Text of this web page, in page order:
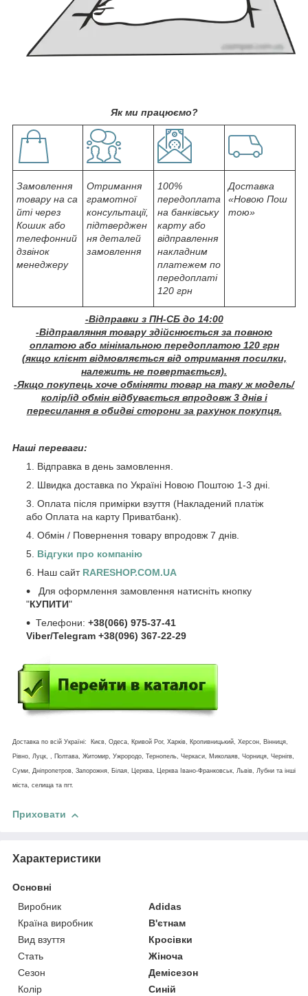
Як ми працюємо?
Замовлення
товару на са
йті через
Кошик або
телефонний
дзвінок
менеджеру
Отримання
грамотної
консультації,
підтверджен
ня деталей
замовлення
100%
передоплата
на банківську
карту або
відправлення
накладним
платежем по
передоплаті
120 грн
Доставка
«Новою Пош
тою»
-Відправки з ПН-СБ до 14:00
-Відправляння товару здійснюється за повною
оплатою або мінімальною передоплатою 120 грн
(якщо клієнт відмовляється від отримання посилки,
належить не повертається).
-Якщо покупець хоче обміняти товар на таку ж модель/
колір/ід обмін відбувається впродовж 3 днів і
пересилання в обидві сторони за рахунок покупця.
Наші переваги:
Відправка в день замовлення.
Швидка доставка по Україні Новою Поштою 1-3 дні.
Оплата після примірки взуття (Накладений платіж
або Оплата на карту Приватбанк).
Обмін / Повернення товару впродовж 7 днів.
Відгуки про компанію
Наш сайт RARESHOP.COM.UA
Для оформлення замовлення натисніть кнопку
"КУПИТИ"
Телефони: +38(066) 975-37-41
Viber/Telegram +38(096) 367-22-29
Доставка по всій Україні: Києв, Одеса, Кривой Рог, Харків, Кропивницький, Херсон, Вінниця,
Рівно, Луцк, , Полтава, Житомир, Ужрородо, Тернопель, Черкаси, Миколаяв, Чорниця, Чернігв,
Суми, Дніпропетров, Запорожня, Білая, Церква, Церква Івано-Франковськ, Львів, Лубни та інші
міста, селища та пгт.
Приховати
Характеристики
Основні
Виробник
Adidas
Країна виробник
В'єтнам
Вид взуття
Кросівки
Стать
Жіноча
Сезон
Демісезон
Колір
Синій